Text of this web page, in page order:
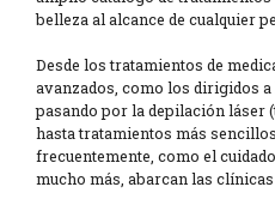
belleza al alcance de cualquier
Desde los tratamientos de
avanzados, como los dirigidos
pasando por la depilación láser
hasta tratamientos más
frecuentemente, como el
mucho más, abarcan las clínicas